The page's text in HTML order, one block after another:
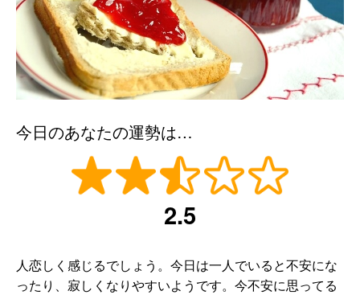
今日のあなたの運勢は…
2.5
人恋しく感じるでしょう。今日は一人でいると不安にな
ったり、寂しくなりやすいようです。今不安に思ってる